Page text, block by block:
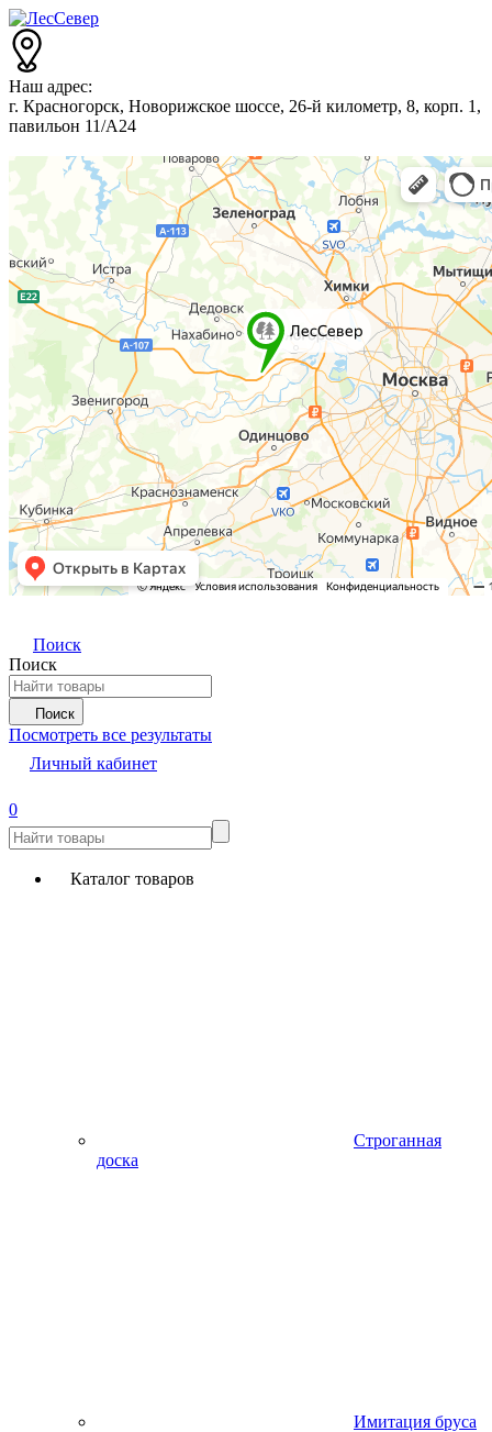
Наш адрес:
г. Красногорск, Новорижское шоссе, 26-й километр, 8, корп. 1,
павильон 11/А24
Поиск
Поиск
Поиск
Посмотреть все результаты
Личный кабинет
0
Каталог товаров
Строганная
доска
Имитация бруса